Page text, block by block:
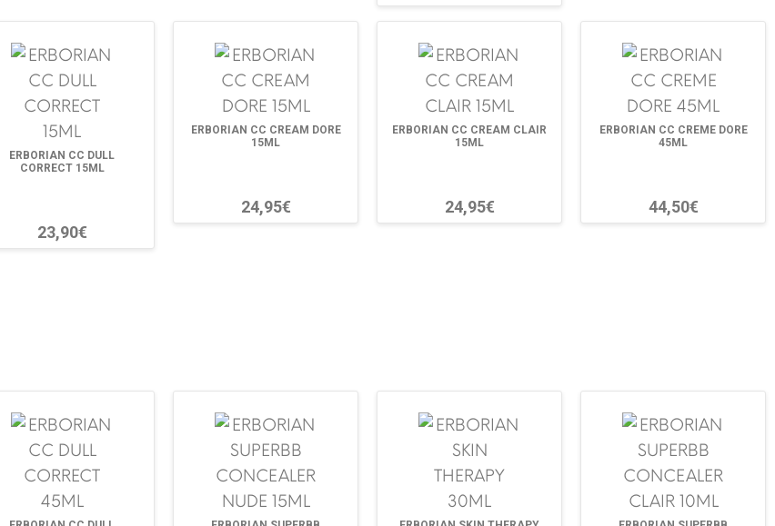
ERBORIAN CC DULL
CORRECT 15ML
23,90€
ERBORIAN CC CREAM DORE
15ML
24,95€
ERBORIAN CC CREAM CLAIR
15ML
24,95€
ERBORIAN CC CREME DORE
45ML
44,50€